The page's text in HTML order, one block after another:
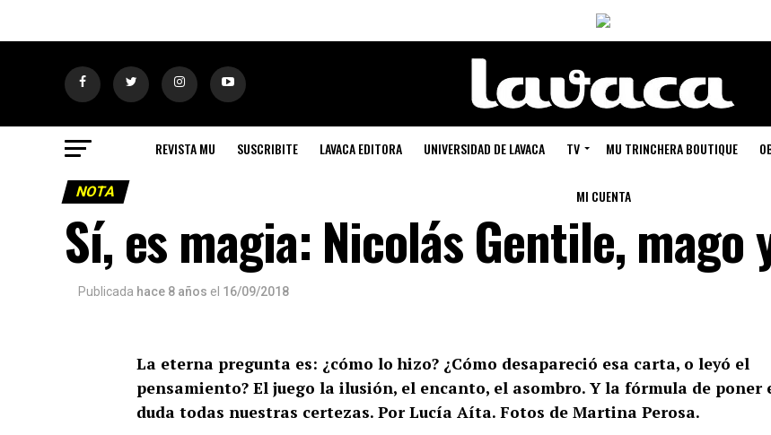
REVISTA MU SUSCRIBITE LAVACA EDITORA UNIVERSIDAD DE LAVACA TV MU TRINCHERA BOUTIQUE
MI CUENTA
NOTA
Sí, es magia: Nicolás Gentile, mago
Publicada hace 8 años el 16/09/2018
La eterna pregunta es: ¿cómo lo hizo? ¿Cómo desapareció esa carta, o leyó el
pensamiento? El juego la ilusión, el encanto, el asombro. Y la fórmula de poner
duda todas nuestras certezas. Por Lucía Aíta. Fotos de Martina Perosa.